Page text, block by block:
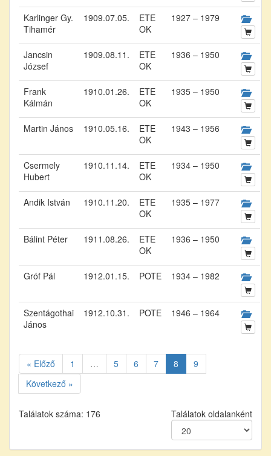
Karlinger Gy.
Tihamér
1909.07.05.
ETE
OK
1927 – 1979
Jancsin
József
1909.08.11.
ETE
OK
1936 – 1950
Frank
Kálmán
1910.01.26.
ETE
OK
1935 – 1950
Martin János 1910.05.16.
ETE
OK
1943 – 1956
Csermely
Hubert
1910.11.14.
ETE
OK
1934 – 1950
Andik István 1910.11.20.
ETE
OK
1935 – 1977
Bálint Péter 1911.08.26.
ETE
OK
1936 – 1950
Gróf Pál 1912.01.15. POTE 1934 – 1982
Szentágothai
János
1912.10.31. POTE 1946 – 1964
« Előző 1 … 5 6 7 8
9
Következő »
Találatok száma: 176 Találatok oldalanként